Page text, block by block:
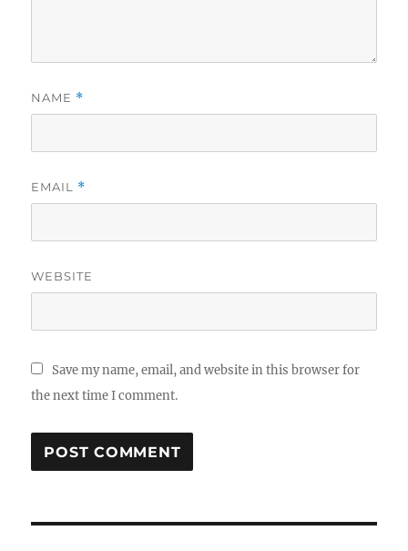
NAME *
EMAIL *
WEBSITE
Save my name, email, and website in this browser for
the next time I comment.